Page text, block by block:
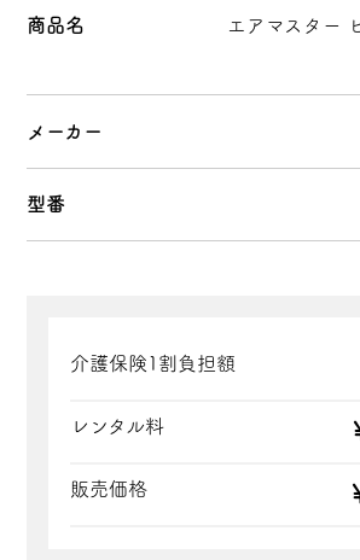
商品名
エアマスター
メーカー
型番
介護保険1割負担額
レンタル料
販売価格